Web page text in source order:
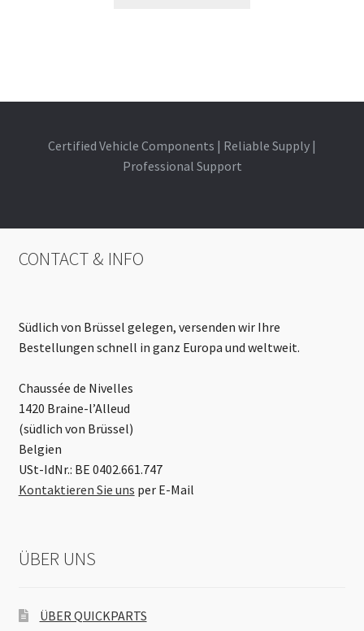
Certified Vehicle Components | Reliable Supply |
Professional Support
CONTACT & INFO
Südlich von Brüssel gelegen, versenden wir Ihre
Bestellungen schnell in ganz Europa und weltweit.
Chaussée de Nivelles
1420 Braine-l’Alleud
(südlich von Brüssel)
Belgien
USt-IdNr.: BE 0402.661.747
Kontaktieren Sie uns per E-Mail
ÜBER UNS
ÜBER QUICKPARTS